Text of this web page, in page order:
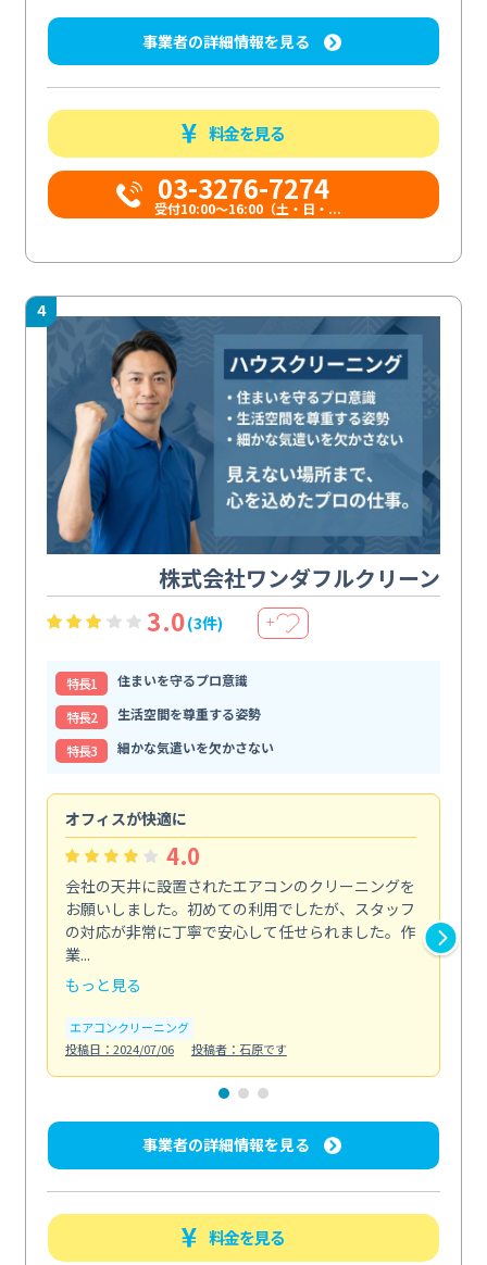
事業者の詳細情報を見る
料金を見る
03-3276-7274
受付10:00〜16:00（土・日・...
4
株式会社ワンダフルクリーン
3.0(3件) ＋
特⻑1
住まいを守るプロ意識
特⻑2
生活空間を尊重する姿勢
特⻑3
細かな気遣いを欠かさない
オフィスが快適に
4.0
会社の天井に設置されたエアコンのクリーニングを
お願いしました。初めての利用でしたが、スタッフ
の対応が非常に丁寧で安心して任せられました。作
業...
もっと見る
エアコンクリーニング
投稿日：2024/07/06
投稿者：石原です
事業者の詳細情報を見る
料金を見る